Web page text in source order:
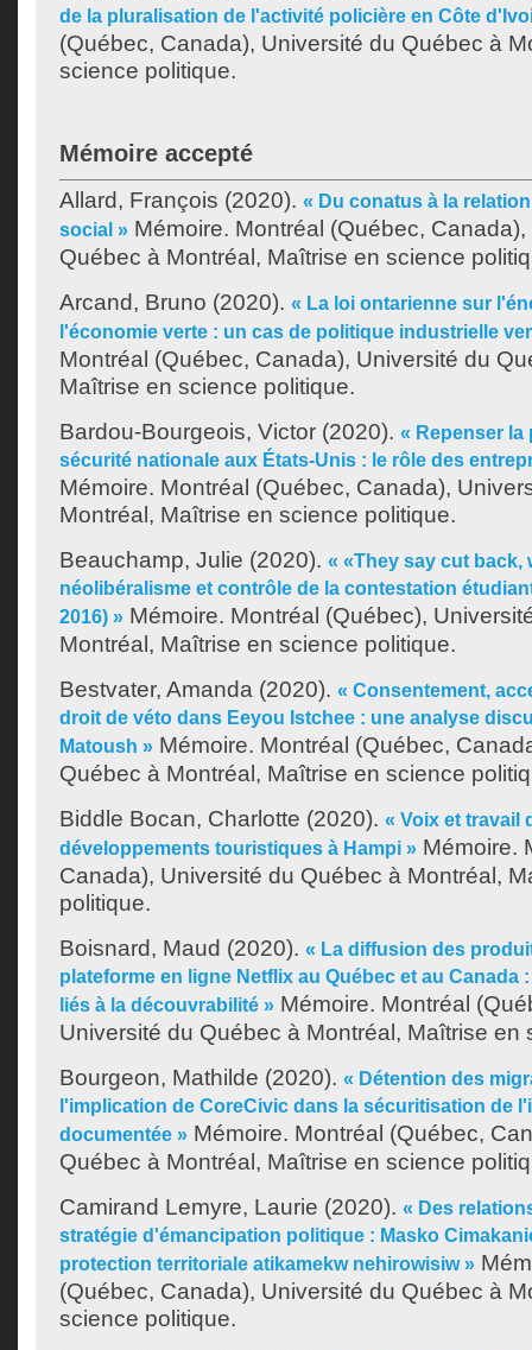
de la pluralisation de l'activité policière en Côte
(Québec, Canada), Université du Québec à
science politique.
Mémoire accepté
Allard, François (2020). « Du conatus à la
social » Mémoire. Montréal (Québec,
Québec à Montréal, Maîtrise en science
Arcand, Bruno (2020). « La loi ontarienne sur
l'économie verte : un cas de politique industrielle
Montréal (Québec, Canada), Université du
Maîtrise en science politique.
Bardou-Bourgeois, Victor (2020). « Repenser la
sécurité nationale aux États-Unis : le rôle des
Mémoire. Montréal (Québec, Canada),
Montréal, Maîtrise en science politique.
Beauchamp, Julie (2020). « «They say cut back,
néolibéralisme et contrôle de la contestation
2016) » Mémoire. Montréal (Québec),
Montréal, Maîtrise en science politique.
Bestvater, Amanda (2020). « Consentement,
droit de véto dans Eeyou Istchee : une analyse
Matoush » Mémoire. Montréal (Québec,
Québec à Montréal, Maîtrise en science
Biddle Bocan, Charlotte (2020). « Voix et travail
développements touristiques à Hampi » Mémoire.
Canada), Université du Québec à Montréal,
politique.
Boisnard, Maud (2020). « La diffusion des
plateforme en ligne Netflix au Québec et au Canada
liés à la découvrabilité » Mémoire. Montréal
Université du Québec à Montréal, Maîtrise en
Bourgeon, Mathilde (2020). « Détention des
l'implication de CoreCivic dans la sécuritisation de
documentée » Mémoire. Montréal (Québec,
Québec à Montréal, Maîtrise en science
Camirand Lemyre, Laurie (2020). « Des
stratégie d'émancipation politique : Masko
protection territoriale atikamekw nehirowisiw »
(Québec, Canada), Université du Québec à
science politique.